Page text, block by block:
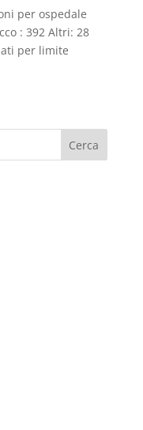
per ospedale
: 392 Altri: 28
per limite